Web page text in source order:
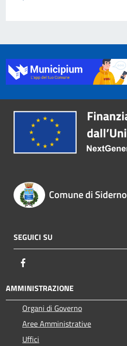
Comune di Siderno
SEGUICI SU
AMMINISTRAZIONE
Organi di Governo
Aree Amministrative
Uffici